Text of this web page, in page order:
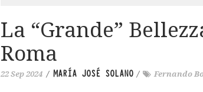
La “Grande”
Roma
22 Sep 2024 / MARÍA JOSÉ SOLANO / Fernando